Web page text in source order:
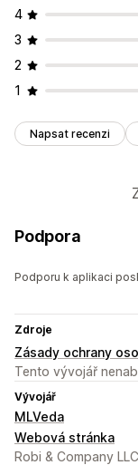
4
3
2
1
Napsat recenzi
Podpora
Podporu k aplikaci
Zdroje
Zásady ochrany
Tento vývojář
Vývojář
MLVeda
Webová stránka
Robi & Company